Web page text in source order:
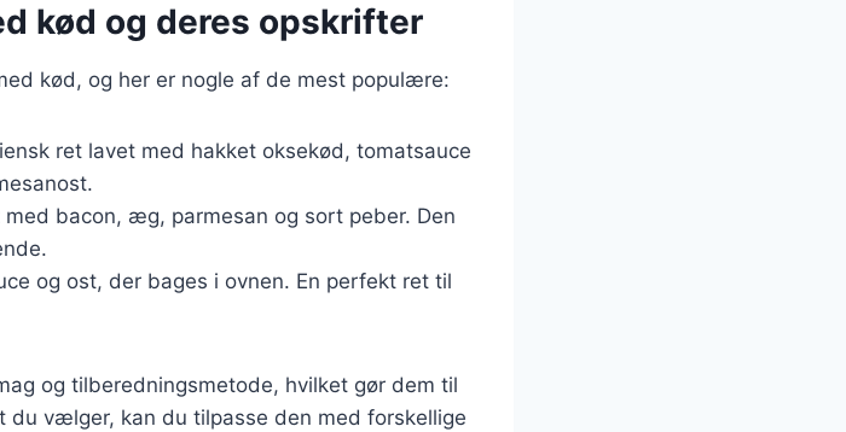
kød og deres opskrifter
kød, og her er nogle af de mest populære:
ret lavet med hakket oksekød, tomatsauce
med bacon, æg, parmesan og sort peber. Den
og ost, der bages i ovnen. En perfekt ret til
og tilberedningsmetode, hvilket gør dem til
du vælger, kan du tilpasse den med forskellige